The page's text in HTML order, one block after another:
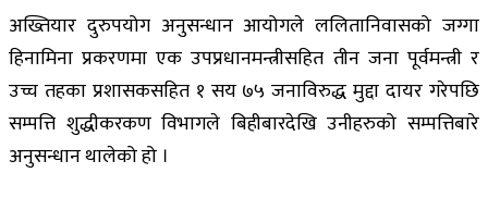
अख्तियार दुरुपयोग अनुसन्धान आयोगले ललितानिवासको जग्गा
हिनामिना प्रकरणमा एक उपप्रधानमन्त्रीसहित तीन जना पूर्वमन्त्री र
उच्च तहका प्रशासकसहित १ सय ७५ जनाविरुद्ध मुद्दा दायर गरेपछि
सम्पत्ति शुद्धीकरकण विभागले बिहीबारदेखि उनीहरुको सम्पत्तिबारे
अनुसन्धान थालेको हो ।